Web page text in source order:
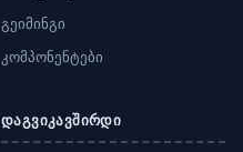
გეიმინგი
კომპონენტები
დაგვიკავშირდი